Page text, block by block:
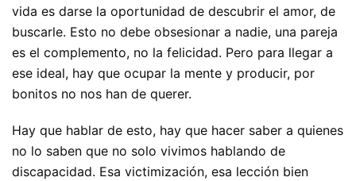
vida es darse la oportunidad de descubrir el amor, de
buscarle. Esto no debe obsesionar a nadie, una pareja
es el complemento, no la felicidad. Pero para llegar a
ese ideal, hay que ocupar la mente y producir, por
bonitos no nos han de querer.
Hay que hablar de esto, hay que hacer saber a quienes
no lo saben que no solo vivimos hablando de
discapacidad. Esa victimización, esa lección bien